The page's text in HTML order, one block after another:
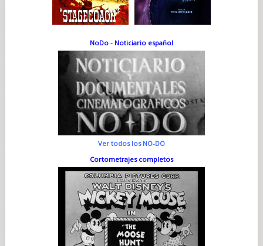
NoDo - Noticiario español
Ver todos los NO-DO
Cortometrajes completos